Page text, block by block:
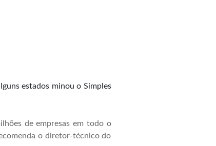
estados minou o Simples
de empresas em todo o
o diretor-técnico do